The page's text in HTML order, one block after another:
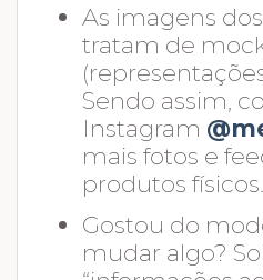
As imagens
tratam de
Sendo assim,
Instagram
mais fotos e
produtos físicos.
Gostou do
mudar algo?